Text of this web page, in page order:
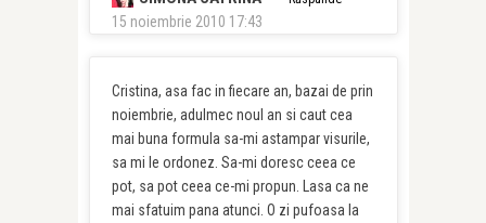
15 noiembrie 2010 17:43
Cristina, asa fac in fiecare an, bazai de prin
noiembrie, adulmec noul an si caut cea
mai buna formula sa-mi astampar visurile,
sa mi le ordonez. Sa-mi doresc ceea ce
pot, sa pot ceea ce-mi propun. Lasa ca ne
mai sfatuim pana atunci. O zi pufoasa la